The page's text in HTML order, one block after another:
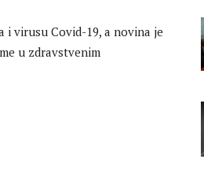
virusu Covid-19, a novina je
u zdravstvenim